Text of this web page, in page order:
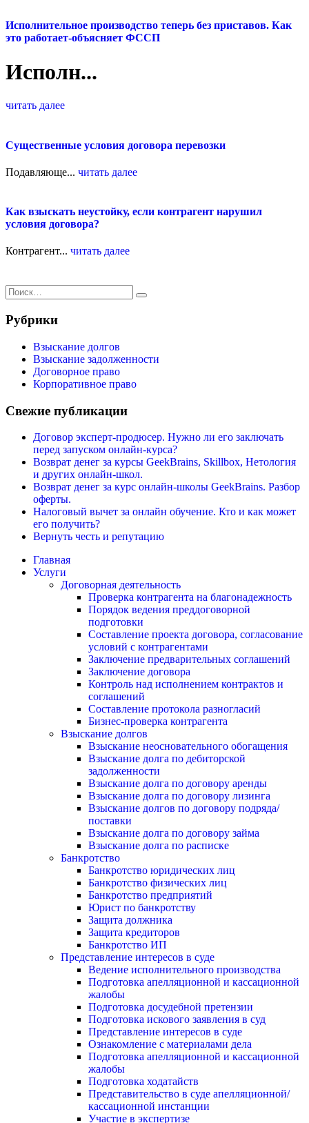
Исполнительное производство теперь без приставов. Как
это работает-объясняет ФССП
Исполн...
читать далее
Существенные условия договора перевозки
Подавляюще... читать далее
Как взыскать неустойку, если контрагент нарушил
условия договора?
Контрагент... читать далее
Рубрики
Взыскание долгов
Взыскание задолженности
Договорное право
Корпоративное право
Свежие публикации
Договор эксперт-продюсер. Нужно ли его заключать
перед запуском онлайн-курса?
Возврат денег за курсы GeekBrains, Skillbox, Нетология
и других онлайн-школ.
Возврат денег за курс онлайн-школы GeekBrains. Разбор
оферты.
Налоговый вычет за онлайн обучение. Кто и как может
его получить?
Вернуть честь и репутацию
Главная
Услуги
Договорная деятельность
Проверка контрагента на благонадежность
Порядок ведения преддоговорной
подготовки
Составление проекта договора, согласование
условий с контрагентами
Заключение предварительных соглашений
Заключение договора
Контроль над исполнением контрактов и
соглашений
Составление протокола разногласий
Бизнес-проверка контрагента
Взыскание долгов
Взыскание неосновательного обогащения
Взыскание долга по дебиторской
задолженности
Взыскание долга по договору аренды
Взыскание долга по договору лизинга
Взыскание долгов по договору подряда/
поставки
Взыскание долга по договору займа
Взыскание долга по расписке
Банкротство
Банкротство юридических лиц
Банкротство физических лиц
Банкротство предприятий
Юрист по банкротству
Защита должника
Защита кредиторов
Банкротство ИП
Представление интересов в суде
Ведение исполнительного производства
Подготовка апелляционной и кассационной
жалобы
Подготовка досудебной претензии
Подготовка искового заявления в суд
Представление интересов в суде
Ознакомление с материалами дела
Подготовка апелляционной и кассационной
жалобы
Подготовка ходатайств
Представительство в суде апелляционной/
кассационной инстанции
Участие в экспертизе